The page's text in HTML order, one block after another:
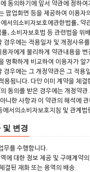
동의하기에 앞서 약관에 정하
팝업화면 등을 제공하여 이용자
에서의소비자보호에관한법률,
, 소비자보호법 등 관련법을 위
경우에는 적용일자 및 개정사유
자에게 불리하게 약관내용을
명확하게 비교하여 이용자가 알
경우에는 그 개정약관은 그 적
용됩니다. 다만 이미 계약을 체
동의를 받은 경우에는 개정약
니한 사항과 이 약관의 해석에
에서의소비자보호지침 및 관계법
및 변경
무를 수행합니다.
에 대한 정보 제공 및 구매계약의
결된 재화 또는 용역의 배송